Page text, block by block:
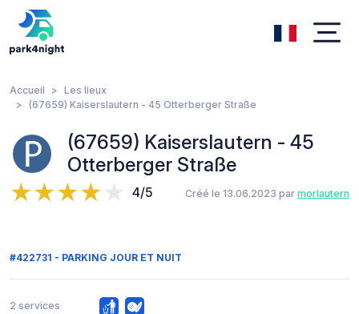
Accueil
Les lieux
(67659) Kaiserslautern - 45 Otterberger Straße
(67659) Kaiserslautern - 45
Otterberger Straße
4/5 Créé le 13.06.2023 par morlautern
#422731 - PARKING JOUR ET NUIT
2 services